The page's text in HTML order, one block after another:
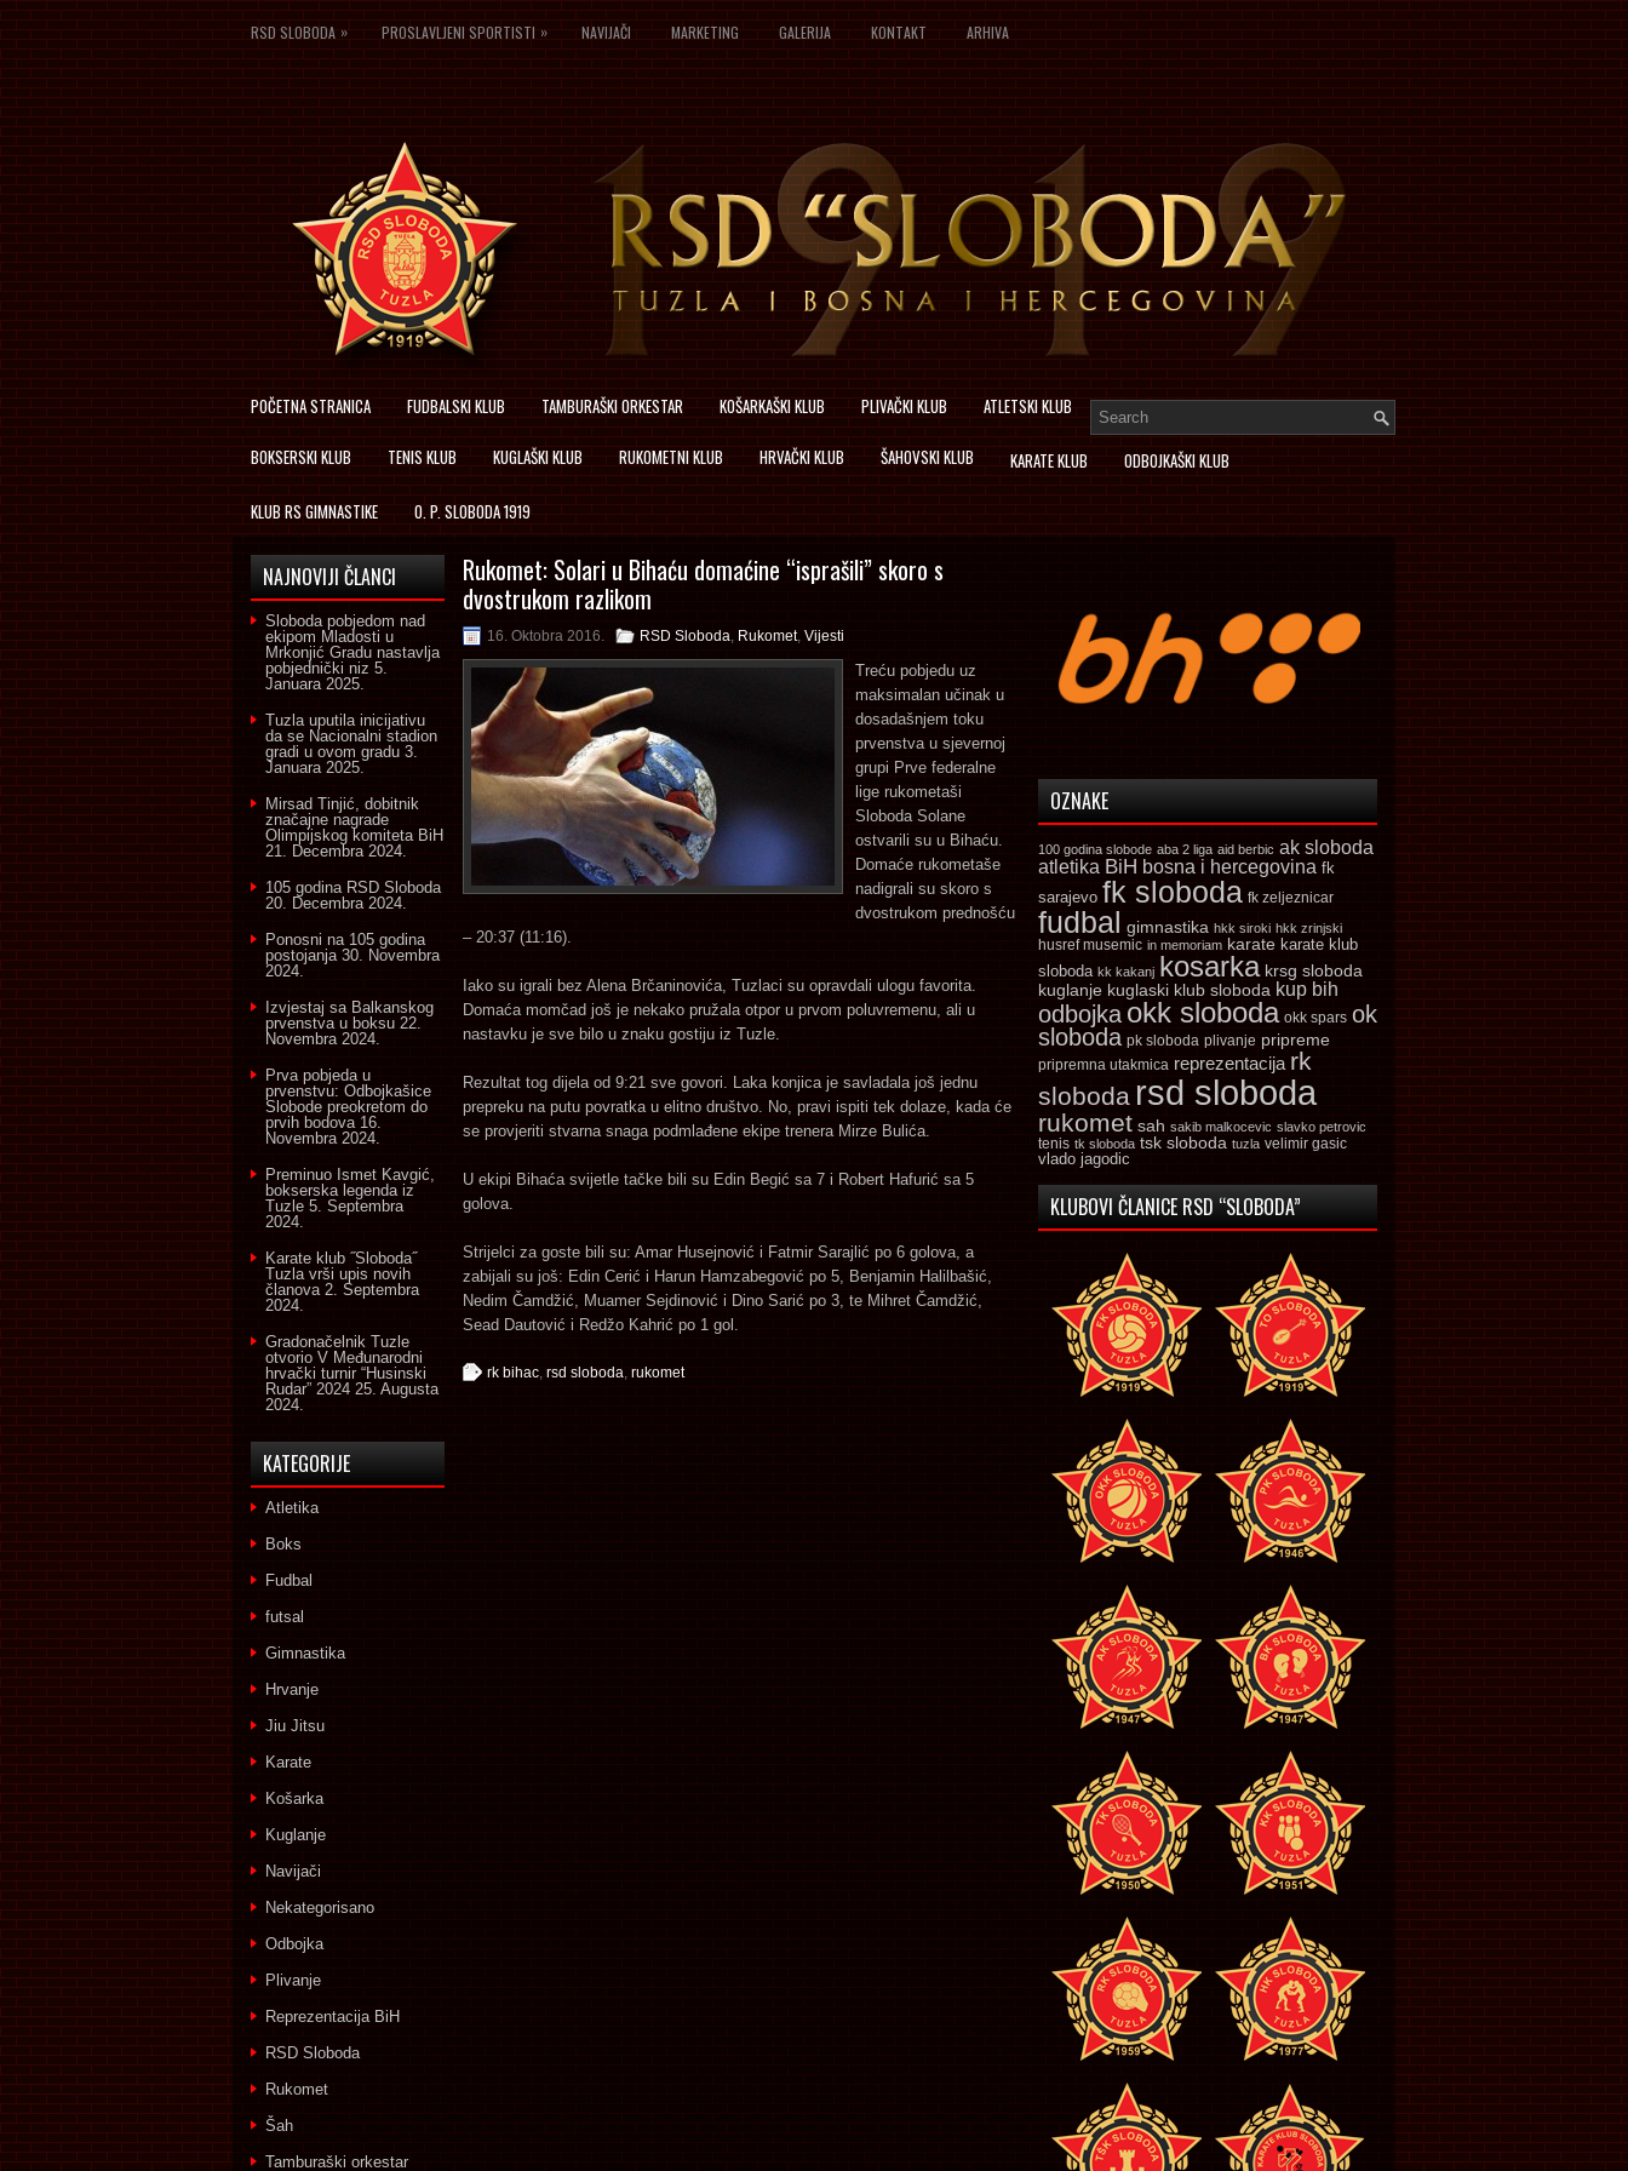
RSD SLOBODA » PROSLAVLJENI SPORTISTI » NAVIJAČI MARKETING GALERIJA KONTAKT ARHIVA
POČETNA STRANICA FUDBALSKI KLUB TAMBURAŠKI ORKESTAR KOŠARKAŠKI KLUB PLIVAČKI KLUB ATLETSKI KLUB
BOKSERSKI KLUB TENIS KLUB KUGLAŠKI KLUB RUKOMETNI KLUB HRVAČKI KLUB ŠAHOVSKI KLUB KARATE KLUB ODBOJKAŠKI KLUB
KLUB RS GIMNASTIKE O. P. SLOBODA 1919
Rukomet: Solari u Bihaću domaćine “isprašili” skoro s
dvostrukom razlikom
16. Oktobra 2016. RSD Sloboda, Rukomet, Vijesti
Treću pobjedu uz
maksimalan učinak u
dosadašnjem toku
prvenstva u sjevernoj
grupi Prve federalne
lige rukometaši
Sloboda Solane
ostvarili su u Bihaću.
Domaće rukometaše
nadigrali su skoro s
dvostrukom prednošću
– 20:37 (11:16).
Iako su igrali bez Alena Brčaninovića, Tuzlaci su opravdali ulogu favorita.
Domaća momčad još je nekako pružala otpor u prvom poluvremenu, ali u
nastavku je sve bilo u znaku gostiju iz Tuzle.
Rezultat tog dijela od 9:21 sve govori. Laka konjica je savladala još jednu
prepreku na putu povratka u elitno društvo. No, pravi ispiti tek dolaze, kada će
se provjeriti stvarna snaga podmlađene ekipe trenera Mirze Bulića.
U ekipi Bihaća svijetle tačke bili su Edin Begić sa 7 i Robert Hafurić sa 5
golova.
Strijelci za goste bili su: Amar Husejnović i Fatmir Sarajlić po 6 golova, a
zabijali su još: Edin Cerić i Harun Hamzabegović po 5, Benjamin Halilbašić,
Nedim Čamdžić, Muamer Sejdinović i Dino Sarić po 3, te Mihret Čamdžić,
Sead Dautović i Redžo Kahrić po 1 gol.
rk bihac, rsd sloboda, rukomet
NAJNOVIJI ČLANCI
Sloboda pobjedom nad
ekipom Mladosti u
Mrkonjić Gradu nastavlja
pobjednički niz 5.
Januara 2025.
Tuzla uputila inicijativu
da se Nacionalni stadion
gradi u ovom gradu 3.
Januara 2025.
Mirsad Tinjić, dobitnik
značajne nagrade
Olimpijskog komiteta BiH
21. Decembra 2024.
105 godina RSD Sloboda
20. Decembra 2024.
Ponosni na 105 godina
postojanja 30. Novembra
2024.
Izvjestaj sa Balkanskog
prvenstva u boksu 22.
Novembra 2024.
Prva pobjeda u
prvenstvu: Odbojkašice
Slobode preokretom do
prvih bodova 16.
Novembra 2024.
Preminuo Ismet Kavgić,
bokserska legenda iz
Tuzle 5. Septembra
2024.
Karate klub ˝Sloboda˝
Tuzla vrši upis novih
članova 2. Septembra
2024.
Gradonačelnik Tuzle
otvorio V Međunarodni
hrvački turnir “Husinski
Rudar” 2024 25. Augusta
2024.
KATEGORIJE
Atletika
Boks
Fudbal
futsal
Gimnastika
Hrvanje
Jiu Jitsu
Karate
Košarka
Kuglanje
Navijači
Nekategorisano
Odbojka
Plivanje
Reprezentacija BiH
RSD Sloboda
Rukomet
Šah
Tamburaški orkestar
OZNAKE
100 godina slobode aba 2 liga aid berbic ak sloboda
atletika BiH bosna i hercegovina fk
sarajevo fk sloboda fk zeljeznicar
fudbal gimnastika hkk siroki hkk zrinjski
husref musemic in memoriam karate karate klub
sloboda kk kakanj kosarka krsg sloboda
kuglanje kuglaski klub sloboda kup bih
odbojka okk sloboda okk spars ok
sloboda pk sloboda plivanje pripreme
pripremna utakmica reprezentacija rk
sloboda rsd sloboda
rukomet sah sakib malkocevic slavko petrovic
tenis tk sloboda tsk sloboda tuzla velimir gasic
vlado jagodic
KLUBOVI ČLANICE RSD “SLOBODA”